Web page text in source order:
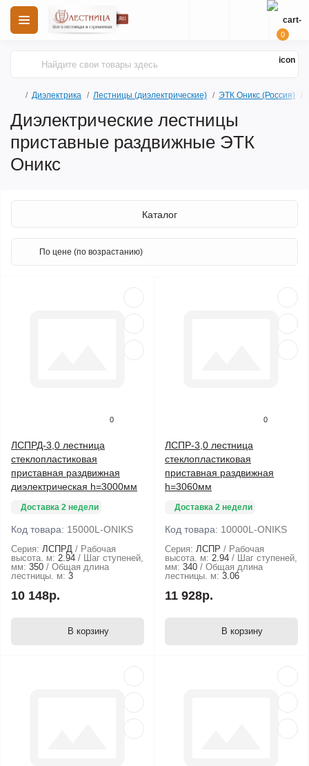
0
Диэлектрика Лестницы (диэлектрические) ЭТК Оникс (Россия)
Диэлектрические лестницы
приставные раздвижные ЭТК
Оникс
Каталог
0
ЛСПРД-3,0 лестница
стеклопластиковая
приставная раздвижная
диэлектрическая h=3000мм
Доставка 2 недели
Код товара: 15000L-ONIKS
Серия: ЛСПРД
Рабочая
высота. м: 2.94
Шаг ступеней,
мм: 350
Общая длина
лестницы. м: 3
10 148р.
В корзину
0
ЛСПР-3,0 лестница
стеклопластиковая
приставная раздвижная
h=3060мм
Доставка 2 недели
Код товара: 10000L-ONIKS
Серия: ЛСПР
Рабочая
высота. м: 2.94
Шаг ступеней,
мм: 340
Общая длина
лестницы. м: 3.06
11 928р.
В корзину